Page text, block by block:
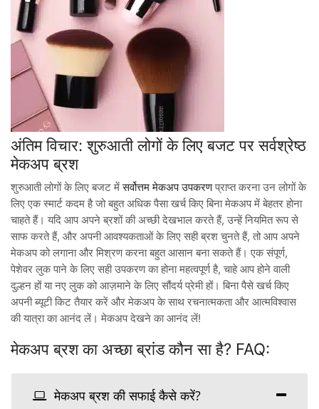
अंतिम विचार: शुरुआती लोगों के लिए बजट पर सर्वश्रेष्ठ
मेकअप ब्रश
शुरुआती लोगों के लिए बजट मेंसर्वोत्तम मेकअप उपकरणप्राप्त करना उन लोगों के
लिए एक स्मार्ट कदम है जो बहुत अधिक पैसा खर्च किए बिना मेकअप में बेहतर होना
चाहते हैं। यदि आप अपने ब्रशों की अच्छी देखभाल करते हैं, उन्हें नियमित रूप से
साफ करते हैं, और अपनी आवश्यकताओं के लिए सही ब्रश चुनते हैं, तो आप अपने
मेकअप को लगाना और मिश्रण करना बहुत आसान बना सकते हैं। एक संपूर्ण,
पेशेवर लुक पाने के लिए सही उपकरण का होना महत्वपूर्ण है, चाहे आप होने वाली
दुल्हन हों या नए लुक को आज़माने के लिए सौंदर्य प्रेमी हों। बिना पैसे खर्च किए
अपनी ब्यूटी किट तैयार करें और मेकअप के साथ रचनात्मकता और आत्मविश्वास
की यात्रा का आनंद लें। मेकअप देखने का आनंद लें!
मेकअप ब्रश का अच्छा ब्रांड कौन सा है? FAQ:
मेकअप ब्रश की सफाई कैसे करें?